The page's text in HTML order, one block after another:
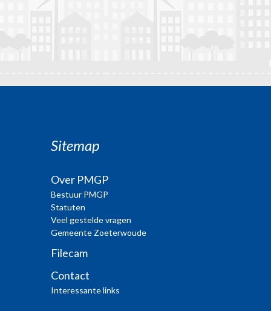
Sitemap
Over PMGP
Bestuur PMGP
Statuten
Veel gestelde vragen
Gemeente Zoeterwoude
Filecam
Contact
Interessante links